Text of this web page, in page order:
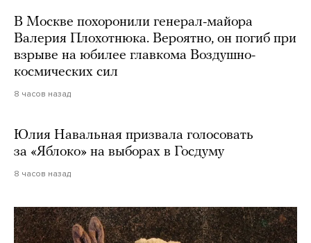
В Москве похоронили генерал-майора
Валерия Плохотнюка. Вероятно, он погиб при
взрыве на юбилее главкома Воздушно-
космических сил
8 часов назад
Юлия Навальная призвала голосовать
за «Яблоко» на выборах в Госдуму
8 часов назад